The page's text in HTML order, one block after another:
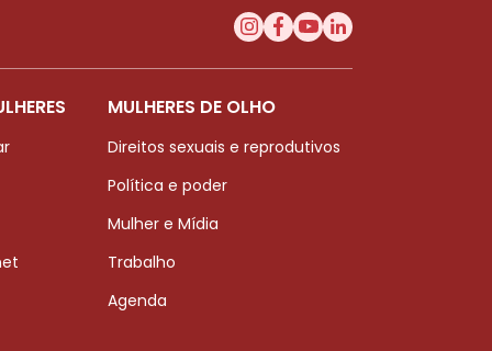
MULHERES DE OLHO
Direitos sexuais e reprodutivos
Política e poder
Mulher e Mídia
Trabalho
Agenda